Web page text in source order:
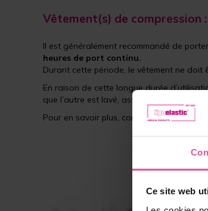
Ce site web
Vêtement(s) de compression
Il est généralement recommandé de
heures de port continu.
Durant cette période, le vêtement ne doit
En raison de cette longue durée
que l’autre est lavé, assurant ainsi
Pour en savoir plus, consultez :